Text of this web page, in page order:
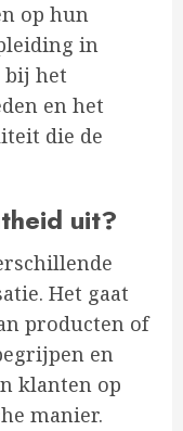
op hun
in
bij het
en het
die de
uit?
Het gaat
producten of
en
klanten op
manier.